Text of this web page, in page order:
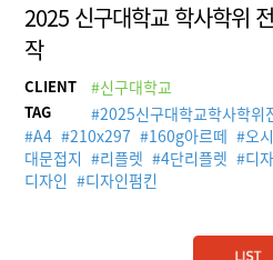
2025 신구대학교 학사학위
작
CLIENT #신구대학교
TAG #2025신구대학교학사학위
#A4 #210x297 #160g아르떼 #오시
대문접지 #리플렛 #4단리플렛 #디
디자인 #디자인펌킨